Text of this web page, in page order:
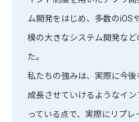
ム開発をはじめ、多数のiOS
模の大きなシステム開発な
た。
私たちの強みは、実際に今
成長させていけるようなイ
っている点で、実際にリプ